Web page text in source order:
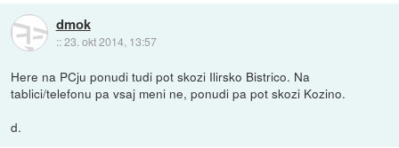
dmok
::23. okt 2014, 13:57
Here na PCju ponudi tudi pot skozi Ilirsko Bistrico. Na
tablici/telefonu pa vsaj meni ne, ponudi pa pot skozi Kozino.
d.